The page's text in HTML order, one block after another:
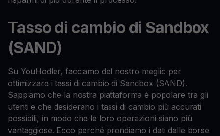
Tasso di cambio di Sandbox
(SAND)
Su YouHodler, facciamo del nostro meglio per
ottimizzare i tassi di cambio di Sandbox (SAND).
Sappiamo che la nostra piattaforma è popolare tra gli
utenti e che desiderano i tassi di cambio più accurati
possibili, in modo che le loro operazioni siano più
vantaggiose. Ecco perché prendiamo i dati dalle borse